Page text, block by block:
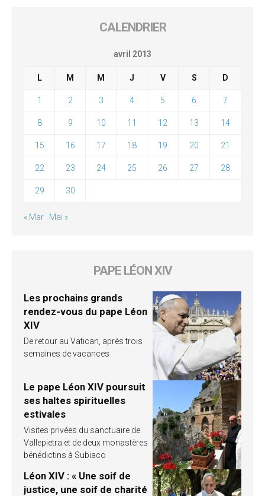
CALENDRIER
avril 2013
L M M J V S D
1 2 3 4 5 6 7
8 9 10 11 12 13 14
15 16 17 18 19 20 21
22 23 24 25 26 27 28
29 30
« Mar Mai »
PAPE LÉON XIV
Les prochains grands
rendez-vous du pape Léon
XIV
De retour au Vatican, après trois
semaines de vacances
Le pape Léon XIV poursuit
ses haltes spirituelles
estivales
Visites privées du sanctuaire de
Vallepietra et de deux monastères
bénédictins à Subiaco
Léon XIV : « Une soif de
justice, une soif de charité